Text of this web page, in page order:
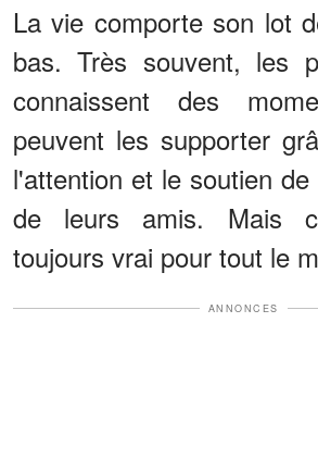
La vie comporte son lot
bas. Très souvent, les
connaissent des
peuvent les supporter
l'attention et le soutien
de leurs amis. Mais
toujours vrai pour tout le
ANNONCES